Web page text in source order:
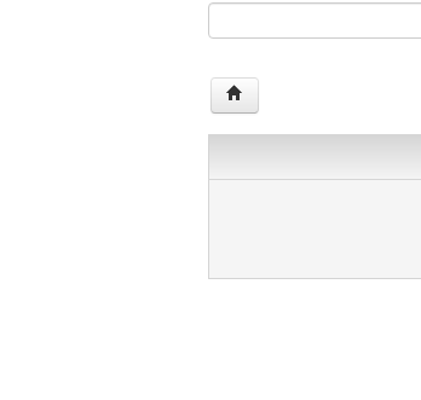
Recherche dans le forum